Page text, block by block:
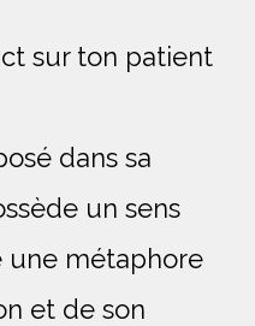
sur ton patient
dans sa
un sens
une métaphore
et de son